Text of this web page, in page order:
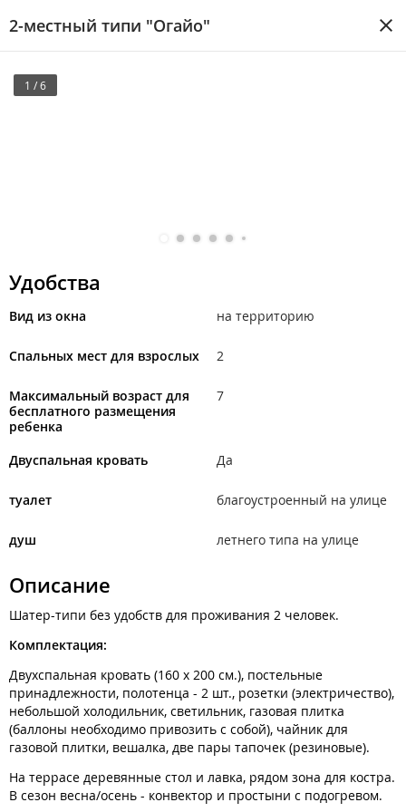
2-местный типи "Огайо"
1 / 6
Удобства
Вид из окна на территорию
Спальных мест для взрослых 2
Максимальный возраст для
бесплатного размещения
ребенка
7
Двуспальная кровать Да
туалет благоустроенный на улице
душ летнего типа на улице
Описание
Шатер-типи без удобств для проживания 2 человек.
Комплектация:
Двухспальная кровать (160 х 200 см.), постельные
принадлежности, полотенца - 2 шт., розетки (электричество),
небольшой холодильник, светильник, газовая плитка
(баллоны необходимо привозить с собой), чайник для
газовой плитки, вешалка, две пары тапочек (резиновые).
На террасе деревянные стол и лавка, рядом зона для костра.
В сезон весна/осень - конвектор и простыни с подогревом.